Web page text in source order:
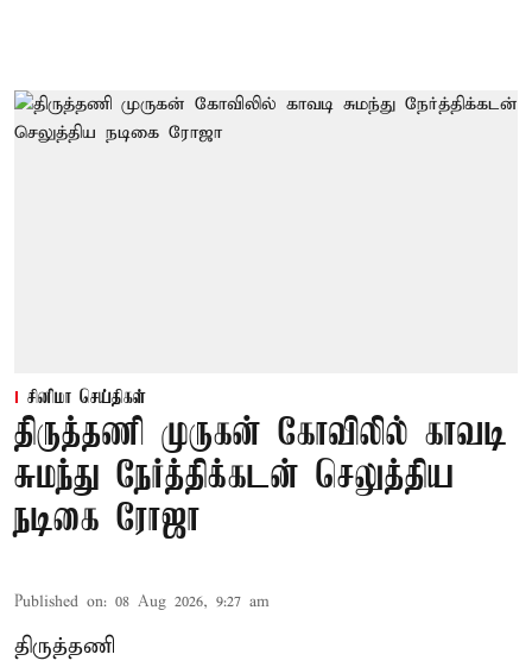
சினிமா செய்திகள்
திருத்தணி முருகன் கோவிலில் காவடி
சுமந்து நேர்த்திக்கடன் செலுத்திய
நடிகை ரோஜா
Published on: 08 Aug 2026, 9:27 am
திருத்தணி